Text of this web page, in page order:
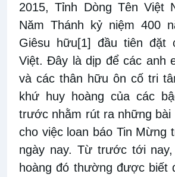
2015, Tỉnh Dòng Tên Việt
Năm Thánh kỷ niệm 400
Giêsu hữu[1]
đầu tiên đặt
Việt. Đây là dịp để các anh
và các thân hữu ôn cố tri
khứ huy hoàng của các
trước nhằm rút ra những bài
cho việc loan báo Tin Mừng
ngày nay. Từ trước tới
hoàng đó thường được biết